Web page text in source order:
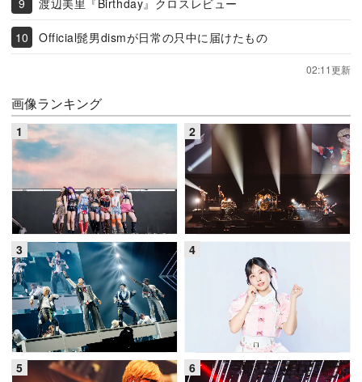
Official髭男dismが日常の只中に届けたもの
02:11更新
画像ランキング